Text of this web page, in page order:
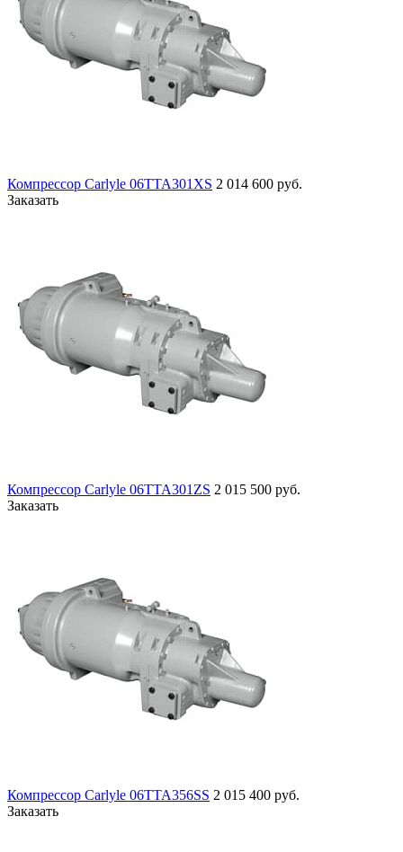
Компрессор Carlyle 06TTA301XS 2 014 600 руб.
Заказать
Компрессор Carlyle 06TTA301ZS 2 015 500 руб.
Заказать
Компрессор Carlyle 06TTA356SS 2 015 400 руб.
Заказать